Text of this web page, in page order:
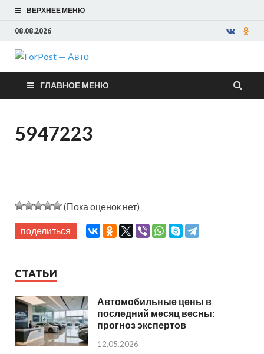
ВЕРХНЕЕ МЕНЮ
08.08.2026
ForPost —
Авто
ГЛАВНОЕ МЕНЮ
5947223
(Пока оценок нет)
поделиться
СТАТЬИ
Автомобильные цены в
последний месяц весны:
прогноз экспертов
12.05.2026